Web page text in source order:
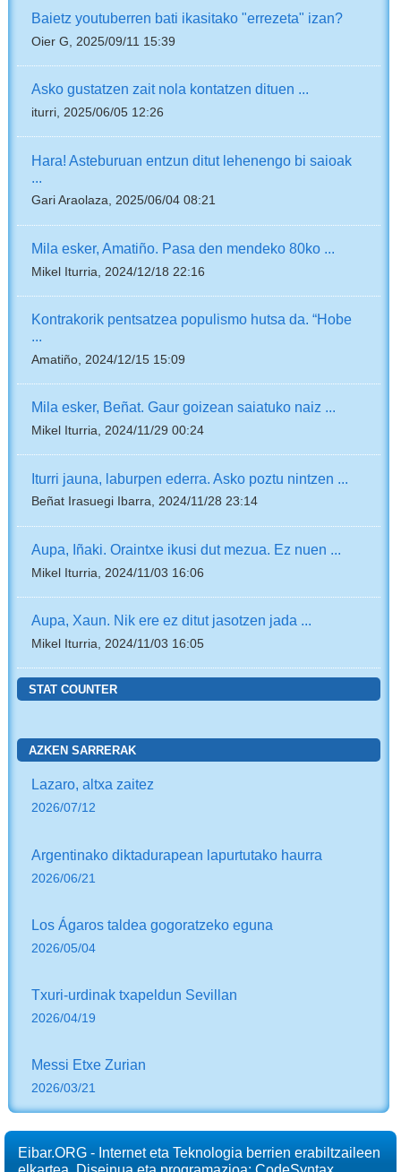
Baietz youtuberren bati ikasitako "errezeta" izan?
Oier G, 2025/09/11 15:39
Asko gustatzen zait nola kontatzen dituen ...
iturri, 2025/06/05 12:26
Hara! Asteburuan entzun ditut lehenengo bi saioak
Gari Araolaza, 2025/06/04 08:21
Mila esker, Amatiño. Pasa den mendeko 80ko ...
Mikel Iturria, 2024/12/18 22:16
Kontrakorik pentsatzea populismo hutsa da. “Hobe
...
Amatiño, 2024/12/15 15:09
Mila esker, Beñat. Gaur goizean saiatuko naiz ...
Mikel Iturria, 2024/11/29 00:24
Iturri jauna, laburpen ederra. Asko poztu nintzen ...
Beñat Irasuegi Ibarra, 2024/11/28 23:14
Aupa, Iñaki. Oraintxe ikusi dut mezua. Ez nuen ...
Mikel Iturria, 2024/11/03 16:06
Aupa, Xaun. Nik ere ez ditut jasotzen jada ...
Mikel Iturria, 2024/11/03 16:05
STAT COUNTER
AZKEN SARRERAK
Lazaro, altxa zaitez
2026/07/12
Argentinako diktadurapean lapurtutako haurra
2026/06/21
Los Ágaros taldea gogoratzeko eguna
2026/05/04
Txuri-urdinak txapeldun Sevillan
2026/04/19
Messi Etxe Zurian
2026/03/21
Eibar.ORG - Internet eta Teknologia berrien erabiltzaileen